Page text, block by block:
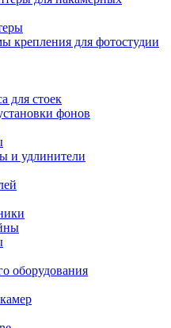
крепления для фотостудии
для стоек
фонов
и удлинители
оборудования